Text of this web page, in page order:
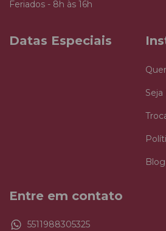
Feriados - 8h às 16h
Datas Especiais
Blog
Entre em contato
5511988305325